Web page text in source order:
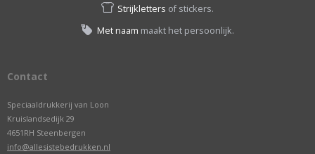
Strijkletters of stickers.
Met naam maakt het persoonlijk.
Contact
Speciaaldrukkerij van Loon
Kruislandsedijk 29
4651RH Steenbergen
info@allesistebedrukken.nl